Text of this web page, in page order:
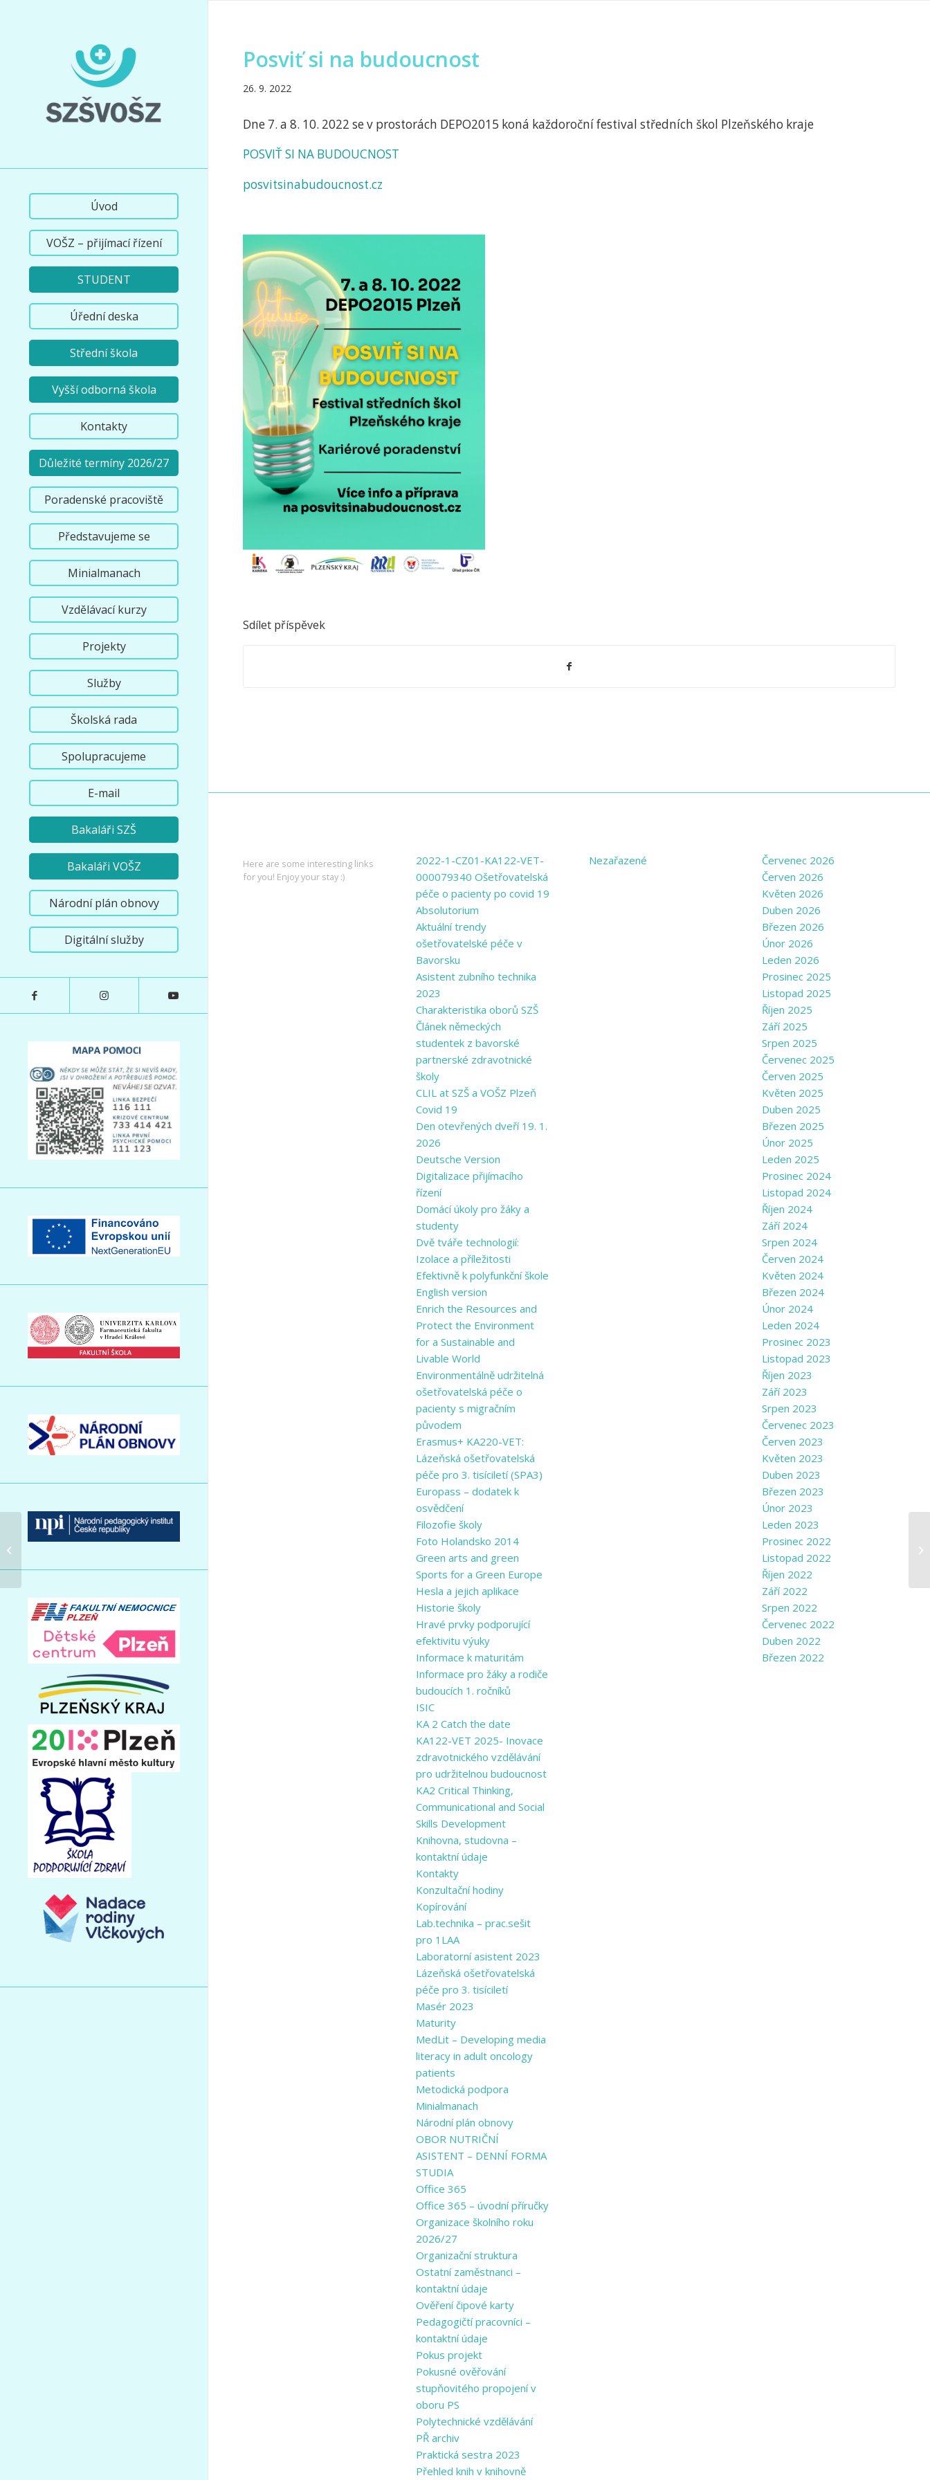
Úvod
VOŠZ – přijímací řízení
STUDENT
Úřední deska
Střední škola
Vyšší odborná škola
Kontakty
Důležité termíny 2026/27
Poradenské pracoviště
Představujeme se
Minialmanach
Vzdělávací kurzy
Projekty
Služby
Školská rada
Spolupracujeme
E-mail
Bakaláři SZŠ
Bakaláři VOŠZ
Národní plán obnovy
Digitální služby
Posviť si na budoucnost
26. 9. 2022
Dne 7. a 8. 10. 2022 se v prostorách DEPO2015 koná každoroční festival středních škol Plzeňského kraje
POSVIŤ SI NA BUDOUCNOST
posvitsinabudoucnost.cz
Sdílet příspěvek
Here are some interesting links
for you! Enjoy your stay :)
2022-1-CZ01-KA122-VET-
000079340 Ošetřovatelská
péče o pacienty po covid 19
Absolutorium
Aktuální trendy
ošetřovatelské péče v
Bavorsku
Asistent zubního technika
2023
Charakteristika oborů SZŠ
Článek německých
studentek z bavorské
partnerské zdravotnické
školy
CLIL at SZŠ a VOŠZ Plzeň
Covid 19
Den otevřených dveří 19. 1.
2026
Deutsche Version
Digitalizace přijímacího
řízení
Domácí úkoly pro žáky a
studenty
Dvě tváře technologií:
Izolace a příležitosti
Efektivně k polyfunkční škole
English version
Enrich the Resources and
Protect the Environment
for a Sustainable and
Livable World
Environmentálně udržitelná
ošetřovatelská péče o
pacienty s migračním
původem
Erasmus+ KA220-VET:
Lázeňská ošetřovatelská
péče pro 3. tisíciletí (SPA3)
Europass – dodatek k
osvědčení
Filozofie školy
Foto Holandsko 2014
Green arts and ​green
Sports for a ​Green Europe
Hesla a jejich aplikace
Historie školy
Hravé prvky podporující
efektivitu výuky
Informace k maturitám
Informace pro žáky a rodiče
budoucích 1. ročníků
ISIC
KA 2 Catch the date
KA122-VET 2025- Inovace
zdravotnického vzdělávání
pro udržitelnou budoucnost
KA2 Critical Thinking,
Communicational and Social
Skills Development
Knihovna, studovna –
kontaktní údaje
Kontakty
Konzultační hodiny
Kopírování
Lab.technika – prac.sešit
pro 1LAA
Laboratorní asistent 2023
Lázeňská ošetřovatelská
péče pro 3. tisíciletí
Masér 2023
Maturity
MedLit – Developing media
literacy in adult oncology
patients
Metodická podpora
Minialmanach
Národní plán obnovy
OBOR NUTRIČNÍ
ASISTENT – DENNÍ FORMA
STUDIA
Office 365
Office 365 – úvodní příručky
Organizace školního roku
2026/27
Organizační struktura
Ostatní zaměstnanci –
kontaktní údaje
Ověření čipové karty
Pedagogičtí pracovníci –
kontaktní údaje
Pokus projekt
Pokusné ověřování
stupňovitého propojení v
oboru PS
Polytechnické vzdělávání
PŘ archiv
Praktická sestra 2023
Přehled knih v knihovně
Nezařazené
Červenec 2026
Červen 2026
Květen 2026
Duben 2026
Březen 2026
Únor 2026
Leden 2026
Prosinec 2025
Listopad 2025
Říjen 2025
Září 2025
Srpen 2025
Červenec 2025
Červen 2025
Květen 2025
Duben 2025
Březen 2025
Únor 2025
Leden 2025
Prosinec 2024
Listopad 2024
Říjen 2024
Září 2024
Srpen 2024
Červen 2024
Květen 2024
Březen 2024
Únor 2024
Leden 2024
Prosinec 2023
Listopad 2023
Říjen 2023
Září 2023
Srpen 2023
Červenec 2023
Červen 2023
Květen 2023
Duben 2023
Březen 2023
Únor 2023
Leden 2023
Prosinec 2022
Listopad 2022
Říjen 2022
Září 2022
Srpen 2022
Červenec 2022
Duben 2022
Březen 2022